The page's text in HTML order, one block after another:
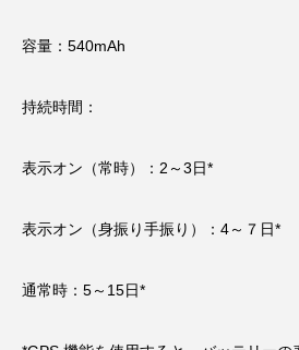
容量：540mAh
持続時間：
表示オン（常時）：2～3日*
表示オン（身振り手振り）：4～７日*
通常時：5～15日*